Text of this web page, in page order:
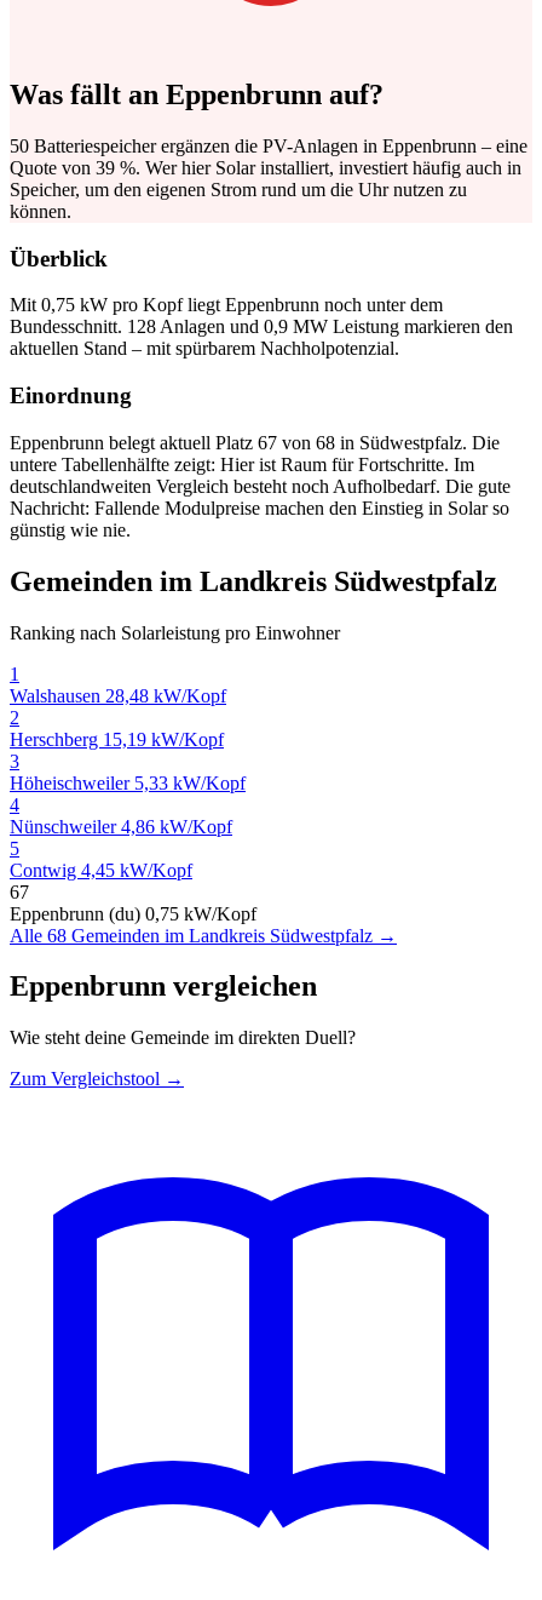
Was fällt an Eppenbrunn auf?
50 Batteriespeicher ergänzen die PV-Anlagen in Eppenbrunn – eine
Quote von 39 %. Wer hier Solar installiert, investiert häufig auch in
Speicher, um den eigenen Strom rund um die Uhr nutzen zu
können.
Überblick
Mit 0,75 kW pro Kopf liegt Eppenbrunn noch unter dem
Bundesschnitt. 128 Anlagen und 0,9 MW Leistung markieren den
aktuellen Stand – mit spürbarem Nachholpotenzial.
Einordnung
Eppenbrunn belegt aktuell Platz 67 von 68 in Südwestpfalz. Die
untere Tabellenhälfte zeigt: Hier ist Raum für Fortschritte. Im
deutschlandweiten Vergleich besteht noch Aufholbedarf. Die gute
Nachricht: Fallende Modulpreise machen den Einstieg in Solar so
günstig wie nie.
Gemeinden im Landkreis Südwestpfalz
Ranking nach Solarleistung pro Einwohner
1
Walshausen 28,48 kW/Kopf
2
Herschberg 15,19 kW/Kopf
3
Höheischweiler 5,33 kW/Kopf
4
Nünschweiler4,86 kW/Kopf
5
Contwig 4,45 kW/Kopf
67
Eppenbrunn (du) 0,75 kW/Kopf
Alle 68 Gemeinden im Landkreis Südwestpfalz →
Eppenbrunn vergleichen
Wie steht deine Gemeinde im direkten Duell?
Zum Vergleichstool →